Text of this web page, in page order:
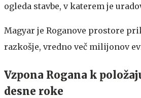
ogleda stavbe, v katerem je
Magyar je Roganove prostore
razkošje, vredno več milijonov
Vzpona Rogana k
desne roke